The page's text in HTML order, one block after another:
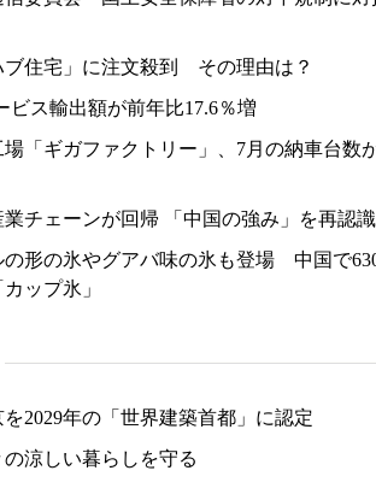
ブ住宅」に注文殺到 その理由は？
ビス輸出額が前年比17.6％増
「ギガファクトリー」、7月の納車台数
チェーンが回帰 「中国の強み」を再認識
の形の氷やグアバ味の氷も登場 中国で
ップ氷」
2029年の「世界建築首都」に認定
涼しい暮らしを守る